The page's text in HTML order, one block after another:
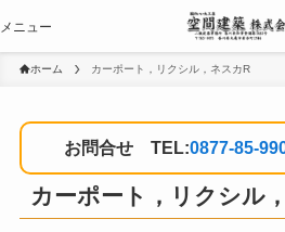
ホーム カーポート，リクシル，ネスカR
お問合せ TEL:0877-85-
カーポート，リクシル